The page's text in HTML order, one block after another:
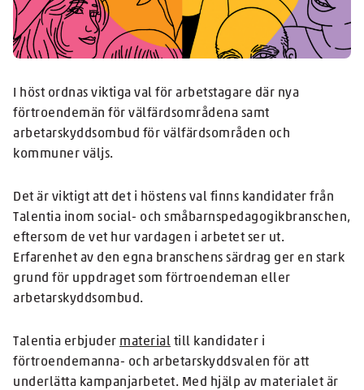
I höst ordnas viktiga val för arbetstagare där nya
förtroendemän för välfärdsområdena samt
arbetarskyddsombud för välfärdsområden och
kommuner väljs.
Det är viktigt att det i höstens val finns kandidater från
Talentia inom social- och småbarnspedagogikbranschen,
eftersom de vet hur vardagen i arbetet ser ut.
Erfarenhet av den egna branschens särdrag ger en stark
grund för uppdraget som förtroendeman eller
arbetarskyddsombud.
Talentia erbjuder material till kandidater i
förtroendemanna- och arbetarskyddsvalen för att
underlätta kampanjarbetet. Med hjälp av materialet är